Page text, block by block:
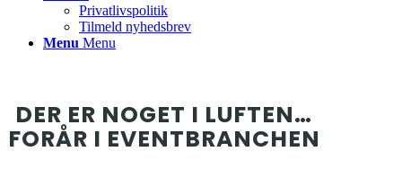
Privatlivspolitik
Tilmeld nyhedsbrev
Menu Menu
DER ER NOGET I LUFTEN…
FORÅR I EVENTBRANCHEN